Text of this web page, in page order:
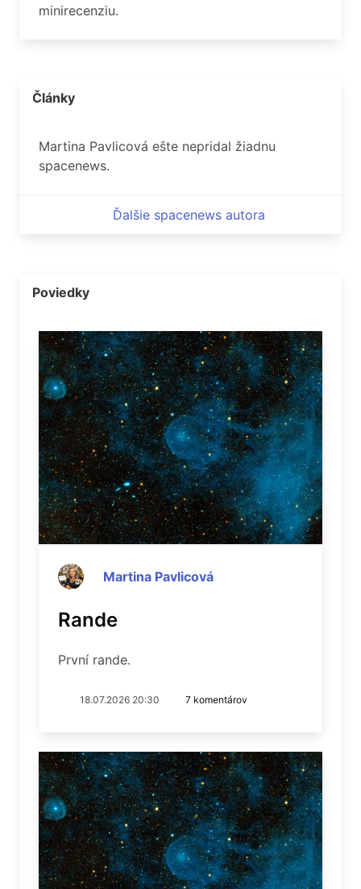
minirecenziu.
Články
Martina Pavlicová ešte nepridal žiadnu
spacenews.
Ďalšie spacenews autora
Poviedky
Martina Pavlicová
Rande
První rande.
18.07.2026 20:30 7 komentárov